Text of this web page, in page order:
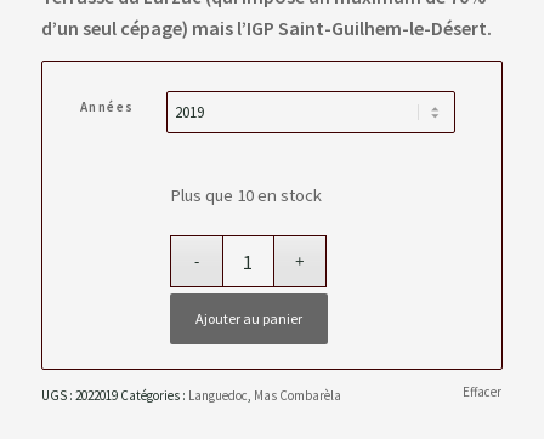
d’un seul cépage) mais l’IGP Saint-Guilhem-le-Désert.
Années
Effacer
Plus que 10 en stock
Ajouter au panier
UGS : 2022019 Catégories : Languedoc, Mas Combarèla